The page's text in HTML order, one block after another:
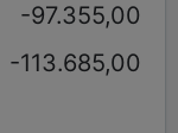
-97.355,00
-113.685,00